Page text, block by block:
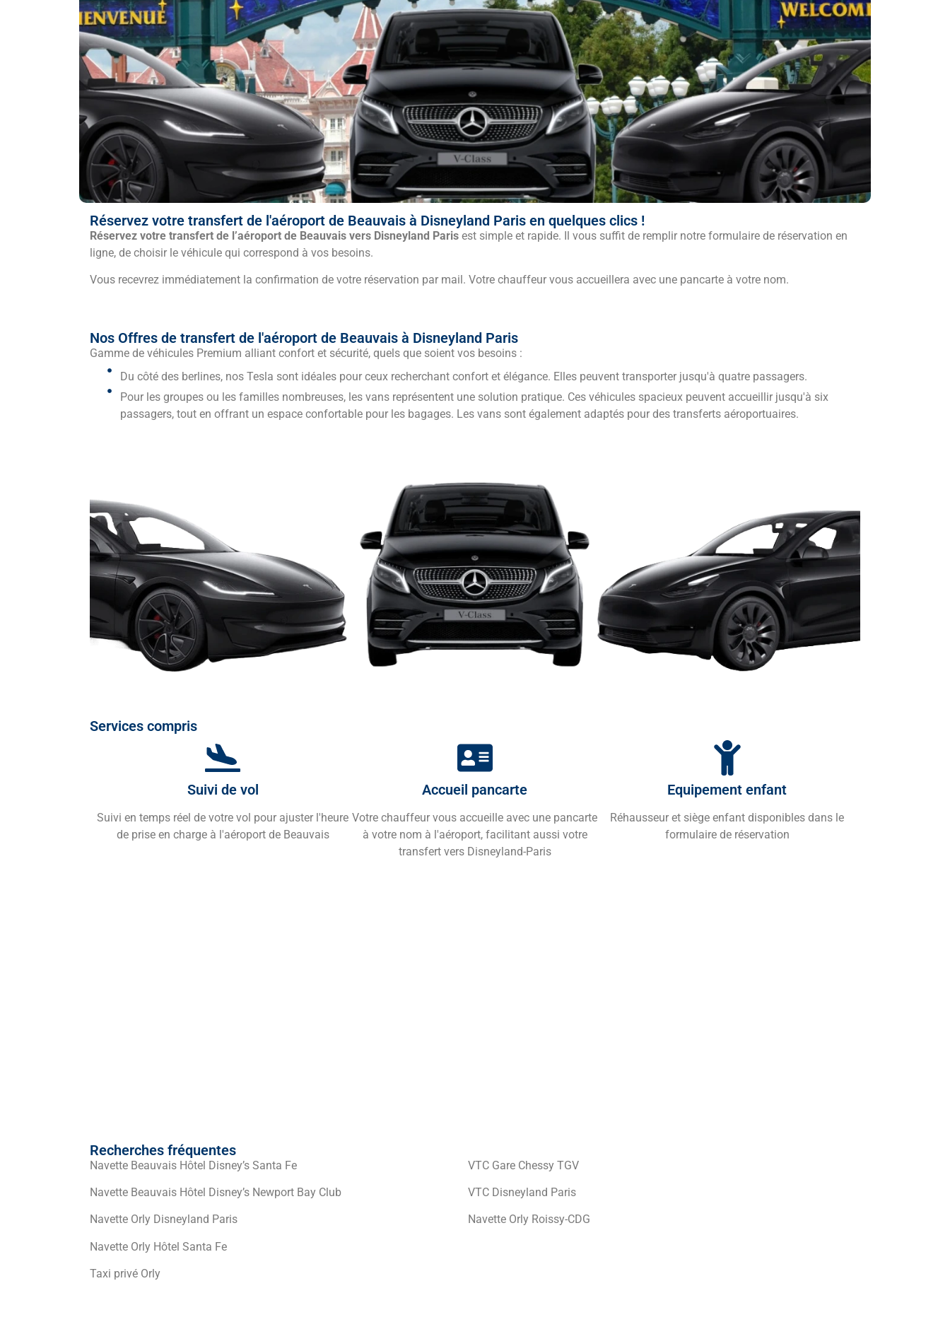
Réservez votre transfert de l'aéroport de Beauvais à Disneyland Paris en quelques clics !
Réservez votre transfert de l’aéroport de Beauvais vers Disneyland Paris est simple et rapide. Il vous suffit de remplir notre formulaire de réservation en
ligne, de choisir le véhicule qui correspond à vos besoins.
Vous recevrez immédiatement la confirmation de votre réservation par mail. Votre chauffeur vous accueillera avec une pancarte à votre nom.
Nos Offres de transfert de l'aéroport de Beauvais à Disneyland Paris
Gamme de véhicules Premium alliant confort et sécurité, quels que soient vos besoins :
Du côté des berlines, nos Tesla sont idéales pour ceux recherchant confort et élégance. Elles peuvent transporter jusqu'à quatre passagers.
Pour les groupes ou les familles nombreuses, les vans représentent une solution pratique. Ces véhicules spacieux peuvent accueillir jusqu'à six
passagers, tout en offrant un espace confortable pour les bagages. Les vans sont également adaptés pour des transferts aéroportuaires.
Services compris
Suivi de vol
Suivi en temps réel de votre vol pour ajuster l'heure
de prise en charge à l'aéroport de Beauvais
Accueil pancarte
Votre chauffeur vous accueille avec une pancarte
à votre nom à l'aéroport, facilitant aussi votre
transfert vers Disneyland-Paris
Equipement enfant
Réhausseur et siège enfant disponibles dans le
formulaire de réservation
Recherches fréquentes
Navette Beauvais Hôtel Disney’s Santa Fe
Navette Beauvais Hôtel Disney’s Newport Bay Club
Navette Orly Disneyland Paris
Navette Orly Hôtel Santa Fe
Taxi privé Orly
VTC Gare Chessy TGV
VTC Disneyland Paris
Navette Orly Roissy-CDG